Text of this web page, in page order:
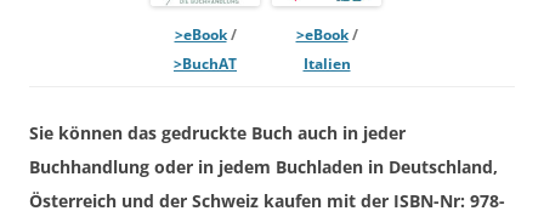
>eBook/
>BuchAT
>eBook/
Italien
Sie können das gedruckte Buch auch in jeder
Buchhandlung oder in jedem Buchladen in Deutschland,
Österreich und der Schweiz kaufen mit der ISBN-Nr: 978-